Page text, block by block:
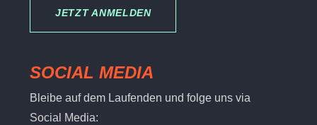
JETZT ANMELDEN
SOCIAL MEDIA
Bleibe auf dem Laufenden und folge uns via
Social Media: